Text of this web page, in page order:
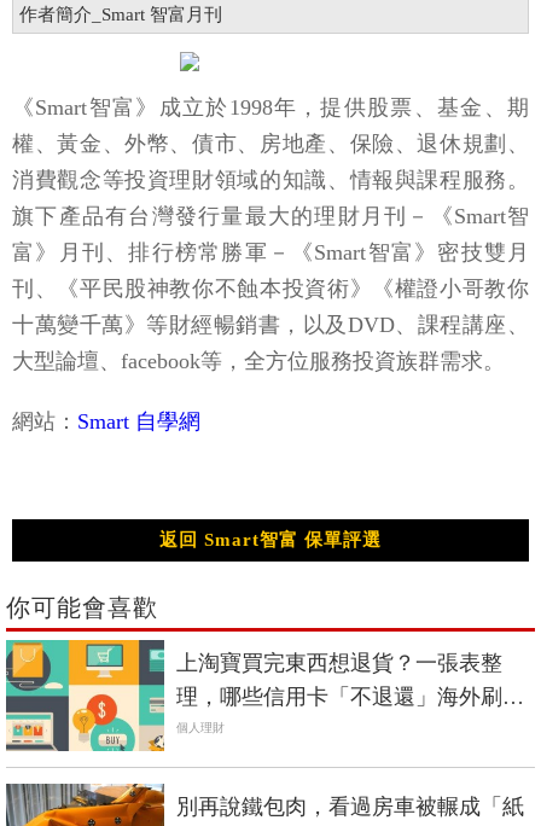
作者簡介_Smart 智富月刊
《Smart智富》成立於1998年，提供股票、基金、期
權、黃金、外幣、債市、房地產、保險、退休規劃、
消費觀念等投資理財領域的知識、情報與課程服務。
旗下產品有台灣發行量最大的理財月刊－《Smart智
富》月刊、排行榜常勝軍－《Smart智富》密技雙月
刊、《平民股神教你不蝕本投資術》《權證小哥教你
十萬變千萬》等財經暢銷書，以及DVD、課程講座、
大型論壇、facebook等，全方位服務投資族群需求。
網站： Smart 自學網
返回 Smart智富 保單評選
你可能會喜歡
上淘寶買完東西想退貨？一張表整
理，哪些信用卡「不退還」海外刷卡
手續費
個人理財
別再說鐵包肉，看過房車被輾成「紙